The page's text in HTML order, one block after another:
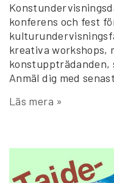
konferens och fest
kreativa workshops,
konstuppträdanden,
Anmäl dig med
Läs mera »